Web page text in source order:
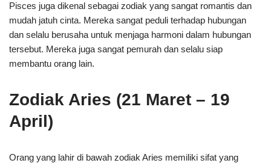
Pisces juga dikenal sebagai zodiak yang sangat romantis dan
mudah jatuh cinta. Mereka sangat peduli terhadap hubungan
dan selalu berusaha untuk menjaga harmoni dalam hubungan
tersebut. Mereka juga sangat pemurah dan selalu siap
membantu orang lain.
Zodiak Aries (21 Maret – 19
April)
Orang yang lahir di bawah zodiak Aries memiliki sifat yang